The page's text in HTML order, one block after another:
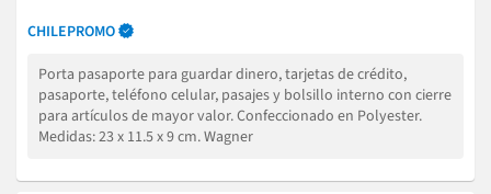
CHILEPROMO
Porta pasaporte para guardar dinero, tarjetas de crédito,
pasaporte, teléfono celular, pasajes y bolsillo interno con cierre
para artículos de mayor valor. Confeccionado en Polyester.
Medidas: 23 x 11.5 x 9 cm. Wagner